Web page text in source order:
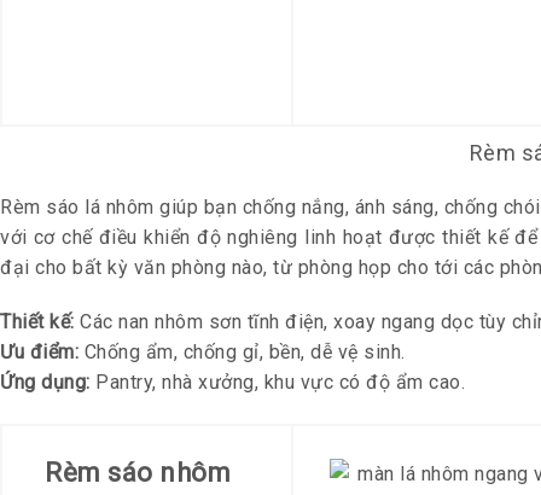
Rèm
Rèm sáo lá nhôm giúp bạn chống nắng, ánh sáng, chống
với cơ chế điều khiển độ nghiêng linh hoạt được thiết kế
đại cho bất kỳ văn phòng nào, từ phòng họp cho tới các
Thiết kế: Các nan nhôm sơn tĩnh điện, xoay ngang dọc tùy
Ưu điểm: Chống ẩm, chống gỉ, bền, dễ vệ sinh.
Ứng dụng: Pantry, nhà xưởng, khu vực có độ ẩm cao.
Rèm sáo nhôm